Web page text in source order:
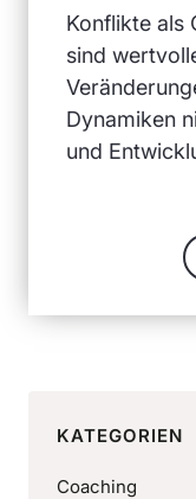
Konflikte als
sind
Dynamiken
und
KATEGORIEN
Coaching